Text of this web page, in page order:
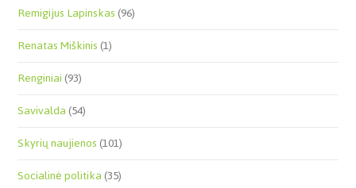
Remigijus Lapinskas(96)
Renatas Miškinis(1)
Renginiai(93)
Savivalda(54)
Skyrių naujienos(101)
Socialinė politika(35)